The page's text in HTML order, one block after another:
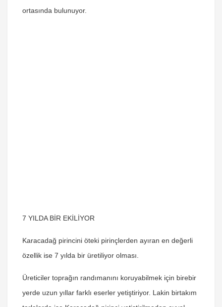
ortasında bulunuyor.
7 YILDA BİR EKİLİYOR
Karacadağ pirincini öteki pirinçlerden ayıran en değerli
özellik ise 7 yılda bir üretiliyor olması.
Üreticiler toprağın randımanını koruyabilmek için birebir
yerde uzun yıllar farklı eserler yetiştiriyor. Lakin birtakım